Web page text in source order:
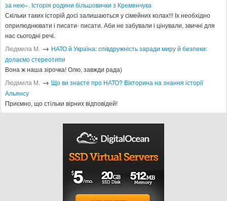
за нею». Історія родини більшовички з Кременчука
Скільки таких історій досі залишаються у сімейних колах!!! Іх необхідно
оприлюднювати і писати- писати. Аби не забували і цінували, звичні для
нас сьогодні речі.
Людмила М. → ​НАТО й Україна: співдружність заради миру й безпеки:
долаємо стереотипи
Вона ж наша зірочка! Олю, завжди рада)
Людмила М. → Що ви знаєте про НАТО? Вікторина на знання історії
Альянсу ​
Приємно, що стільки вірних відповідей!